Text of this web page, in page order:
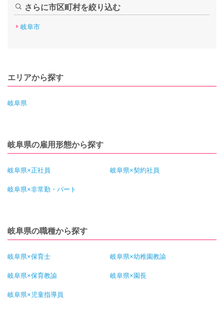
さらに市区町村を絞り込む
岐阜市
エリアから探す
岐阜県
岐阜県の雇用形態から探す
岐阜県×正社員 岐阜県×契約社員
岐阜県×非常勤・パート
岐阜県の職種から探す
岐阜県×保育士 岐阜県×幼稚園教諭
岐阜県×保育教諭 岐阜県×園長
岐阜県×児童指導員